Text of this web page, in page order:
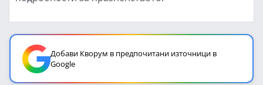
Добави Кворум в предпочитани източници в
Google